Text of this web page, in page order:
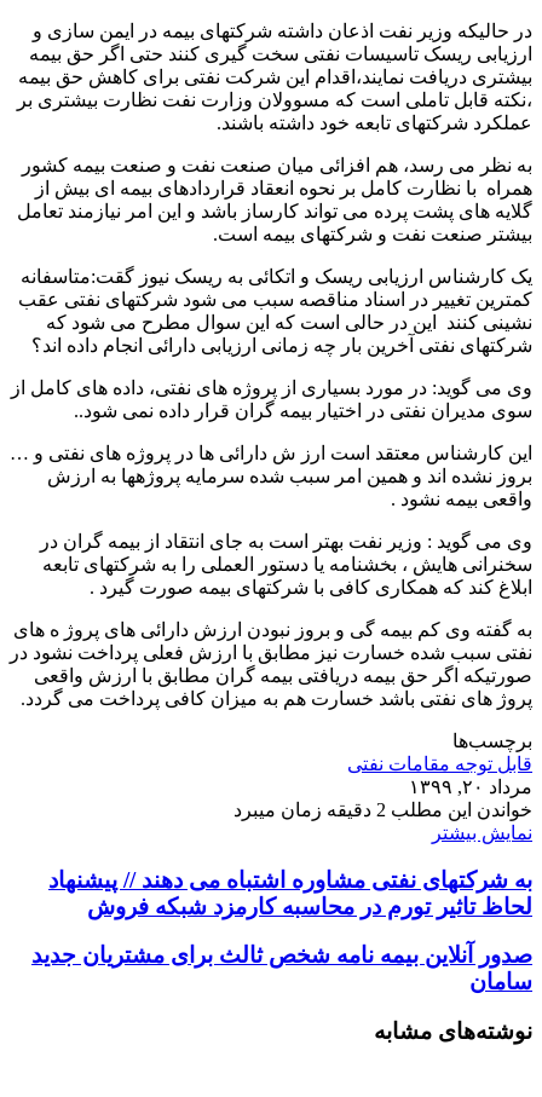
در حالیکه وزیر نفت اذعان داشته شرکتهای بیمه در ایمن سازی و
ارزیابی ریسک تاسیسات نفتی سخت گیری کنند حتی اگر حق بیمه
بیشتری دریافت نمایند،اقدام این شرکت نفتی برای کاهش حق بیمه
،نکته قابل تاملی است که مسوولان وزارت نفت نظارت بیشتری بر
عملکرد شرکتهای تابعه خود داشته باشند.
به نظر می رسد، هم افزائی میان صنعت نفت و صنعت بیمه کشور
همراه با نظارت کامل بر نحوه انعقاد قراردادهای بیمه ای بیش از
گلایه های پشت پرده می تواند کارساز باشد و این امر نیازمند تعامل
بیشتر صنعت نفت و شرکتهای بیمه است.
یک کارشناس ارزیابی ریسک و اتکائی به ریسک نیوز گقت:متاسفانه
کمترین تغییر در اسناد مناقصه سبب می شود شرکتهای نفتی عقب
نشینی کنند این در حالی است که این سوال مطرح می شود که
شرکتهای نفتی آخرین بار چه زمانی ارزیابی دارائی انجام داده اند؟
وی می گوید: در مورد بسیاری از پروژه های نفتی، داده های کامل از
سوی مدیران نفتی در اختیار بیمه گران قرار داده نمی شود..
این کارشناس معتقد است ارز ش دارائی ها در پروژه های نفتی و …
بروز نشده اند و همین امر سبب شده سرمایه پروژهها به ارزش
واقعی بیمه نشود .
وی می گوید : وزیر نفت بهتر است به جای انتقاد از بیمه گران در
سخنرانی هایش ، بخشنامه یا دستور العملی را به شرکتهای تابعه
ابلاغ کند که همکاری کافی با شرکتهای بیمه صورت گیرد .
به گفته وی کم بیمه گی و بروز نبودن ارزش دارائی های پروژ ه های
نفتی سبب شده خسارت نیز مطابق با ارزش فعلی پرداخت نشود در
صورتیکه اگر حق بیمه دریافتی بیمه گران مطابق با ارزش واقعی
پروژ های نفتی باشد خسارت هم به میزان کافی پرداخت می گردد.
برچسب‌ها
قابل توجه مقامات نفتی
مرداد ۲۰, ۱۳۹۹
خواندن این مطلب 2 دقیقه زمان میبرد
نمایش بیشتر
به شرکتهای نفتی مشاوره اشتباه می دهند // پیشنهاد
لحاظ تاثیر تورم در محاسبه کارمزد شبکه فروش
صدور آنلاین بیمه نامه شخص ثالث برای مشتریان جدید
سامان
نوشته‌های مشابه